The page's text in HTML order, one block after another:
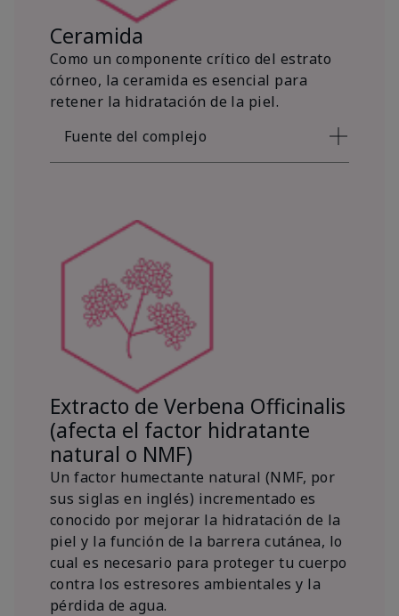
Ceramida
Como un componente crítico del estrato
córneo, la ceramida es esencial para
retener la hidratación de la piel.
Fuente del complejo
Extracto de Verbena Officinalis
(afecta el factor hidratante
natural o NMF)
Un factor humectante natural (NMF, por
sus siglas en inglés) incrementado es
conocido por mejorar la hidratación de la
piel y la función de la barrera cutánea, lo
cual es necesario para proteger tu cuerpo
contra los estresores ambientales y la
pérdida de agua.